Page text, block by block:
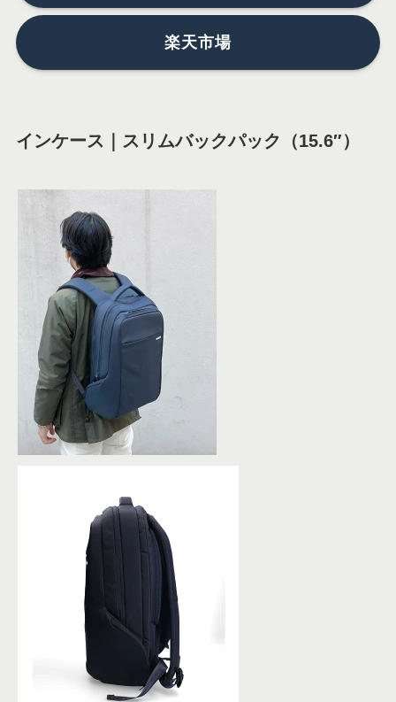
楽天市場
インケース｜スリムバックパック（15.6″）